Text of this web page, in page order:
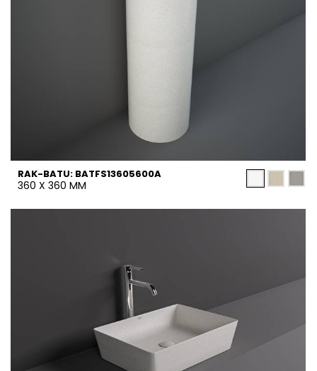
RAK-BATU: BATFS13605600A
360 X 360 MM